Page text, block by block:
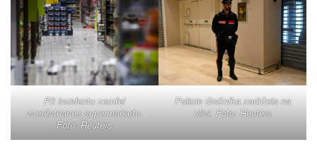
Při incidentu zemřel
zaměstnanec supermarketu.
Foto: Reuters
Policie útočníka zadržela na
ulici. Foto: Reuters